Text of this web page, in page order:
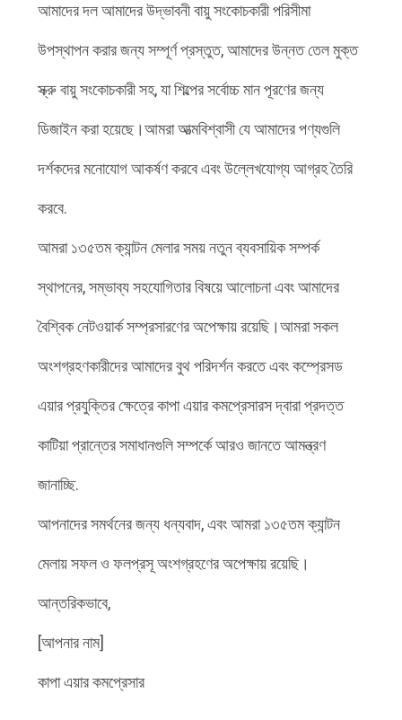
আমাদের দল আমাদের উদ্ভাবনী বায়ু সংকোচকারী পরিসীমা
উপস্থাপন করার জন্য সম্পূর্ণ প্রস্তুত, আমাদের উন্নত তেল মুক্ত
স্ক্রু বায়ু সংকোচকারী সহ, যা শিল্পের সর্বোচ্চ মান পূরণের জন্য
ডিজাইন করা হয়েছে।আমরা আত্মবিশ্বাসী যে আমাদের পণ্যগুলি
দর্শকদের মনোযোগ আকর্ষণ করবে এবং উল্লেখযোগ্য আগ্রহ তৈরি
করবে.
আমরা ১৩৫তম ক্যান্টন মেলার সময় নতুন ব্যবসায়িক সম্পর্ক
স্থাপনের, সম্ভাব্য সহযোগিতার বিষয়ে আলোচনা এবং আমাদের
বৈশ্বিক নেটওয়ার্ক সম্প্রসারণের অপেক্ষায় রয়েছি।আমরা সকল
অংশগ্রহণকারীদের আমাদের বুথ পরিদর্শন করতে এবং কম্প্রেসড
এয়ার প্রযুক্তির ক্ষেত্রে কাপা এয়ার কমপ্রেসারস দ্বারা প্রদত্ত
কাটিয়া প্রান্তের সমাধানগুলি সম্পর্কে আরও জানতে আমন্ত্রণ
জানাচ্ছি.
আপনাদের সমর্থনের জন্য ধন্যবাদ, এবং আমরা ১৩৫তম ক্যান্টন
মেলায় সফল ও ফলপ্রসূ অংশগ্রহণের অপেক্ষায় রয়েছি।
আন্তরিকভাবে,
[আপনার নাম]
কাপা এয়ার কমপ্রেসার